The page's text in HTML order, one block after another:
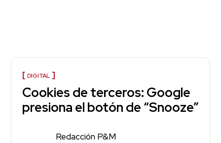
DIGITAL
Cookies de terceros: Google
presiona el botón de “Snooze”
Redacción P&M